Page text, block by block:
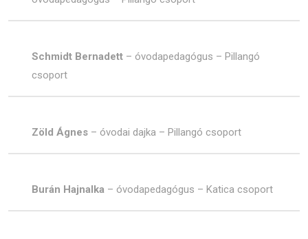
Schmidt Bernadett– óvodapedagógus – Pillangó
csoport
Zöld Ágnes– óvodai dajka – Pillangó csoport
Burán Hajnalka– óvodapedagógus – Katica csoport